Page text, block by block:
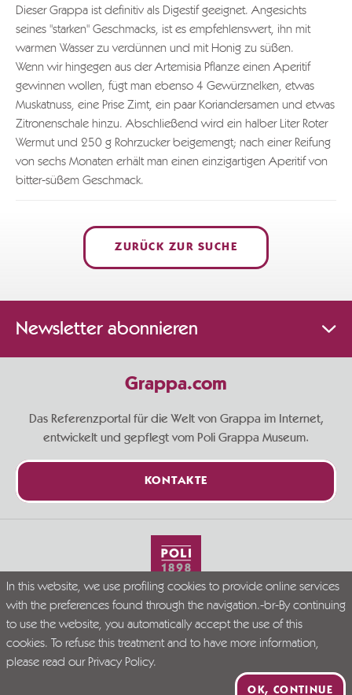
Dieser Grappa ist definitiv als Digestif geeignet. Angesichts
seines "starken" Geschmacks, ist es empfehlenswert, ihn mit
warmen Wasser zu verdünnen und mit Honig zu süßen.
Wenn wir hingegen aus der Artemisia Pflanze einen Aperitif
gewinnen wollen, fügt man ebenso 4 Gewürznelken, etwas
Muskatnuss, eine Prise Zimt, ein paar Koriandersamen und etwas
Zitronenschale hinzu. Abschließend wird ein halber Liter Roter
Wermut und 250 g Rohrzucker beigemengt; nach einer Reifung
von sechs Monaten erhält man einen einzigartigen Aperitif von
bitter-süßem Geschmack.
ZURÜCK ZUR SUCHE
Newsletter abonnieren
Grappa.com
Das Referenzportal für die Welt von Grappa im Internet,
entwickelt und gepflegt vom Poli Grappa Museum.
KONTAKTE
Live Grappa responsibly
© Grappa.com
P.I. 02723300246
PR VENETO FESR 2021-2027. DGR N. 339/2023
In this website, we use profiling cookies to provide online services
with the preferences found through the navigation.-br-By continuing
to use the website, you automatically accept the use of this
cookies. To refuse this treatment and to have more information,
please read our Privacy Policy.
OK, CONTINUE